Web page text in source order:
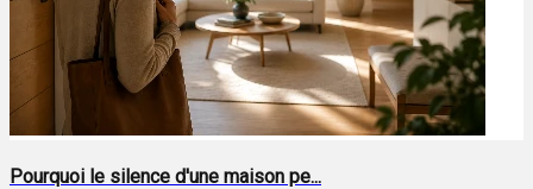
Pourquoi le silence d'une maison pe...